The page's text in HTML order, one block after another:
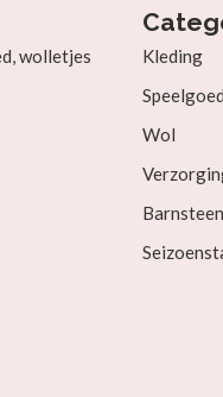
wolletjes
Kleding
Speelgoed
Wol
Barnsteen